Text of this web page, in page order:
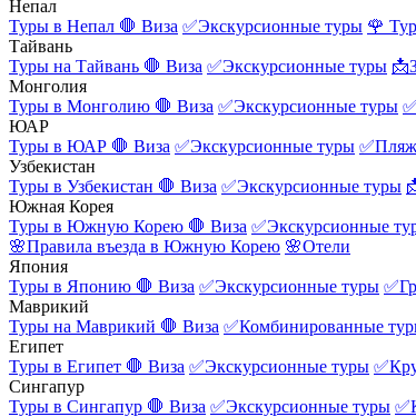
Непал
Туры в Непал 🛑 Виза ✅Экскурсионные туры 🌹
Тайвань
Туры на Тайвань 🛑 Виза ✅Экскурсионные туры
Монголия
Туры в Монголию 🛑 Виза ✅Экскурсионные туры
ЮАР
Туры в ЮАР 🛑 Виза ✅Экскурсионные туры
Узбекистан
Туры в Узбекистан 🛑 Виза ✅Экскурсионные туры
Южная Корея
Туры в Южную Корею 🛑 Виза ✅Экскурсионные
🌸Правила въезда в Южную Корею 🌸Отели
Япония
Туры в Японию 🛑 Виза ✅Экскурсионные туры
Маврикий
Туры на Маврикий 🛑 Виза ✅Комбинированные
Египет
Туры в Египет 🛑 Виза ✅Экскурсионные туры
Сингапур
Туры в Сингапур 🛑 Виза ✅Экскурсионные туры